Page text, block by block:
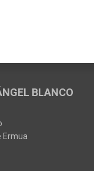
BLANCO
Ermua